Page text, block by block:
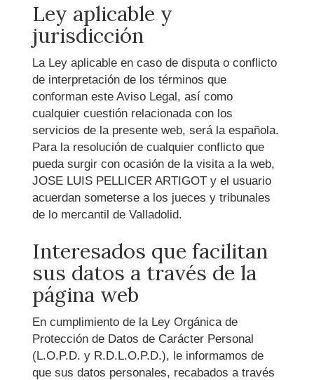
Ley aplicable y
jurisdicción
La Ley aplicable en caso de disputa o conflicto
de interpretación de los términos que
conforman este Aviso Legal, así como
cualquier cuestión relacionada con los
servicios de la presente web, será la española.
Para la resolución de cualquier conflicto que
pueda surgir con ocasión de la visita a la web,
JOSE LUIS PELLICER ARTIGOT y el usuario
acuerdan someterse a los jueces y tribunales
de lo mercantil de Valladolid.
Interesados que facilitan
sus datos a través de la
página web
En cumplimiento de la Ley Orgánica de
Protección de Datos de Carácter Personal
(L.O.P.D. y R.D.L.O.P.D.), le informamos de
que sus datos personales, recabados a través